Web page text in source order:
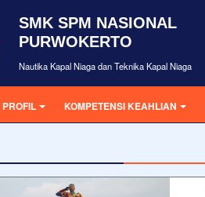
SMK SPM NASIONAL
PURWOKERTO
Nautika Kapal Niaga dan Teknika Kapal Niaga
PROFIL KOMPETENSI KEAHLIAN